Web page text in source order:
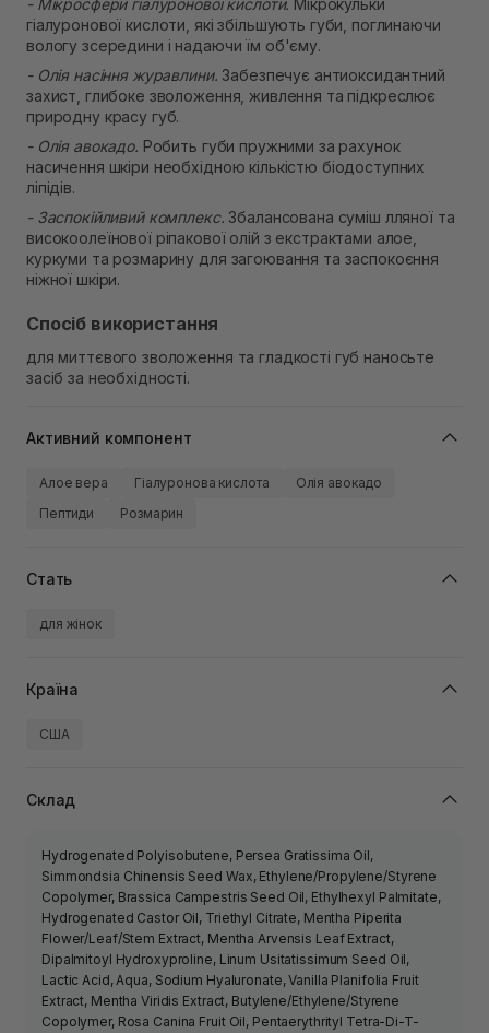
- Мікросфери гіалуронової кислоти. Мікрокульки
гіалуронової кислоти, які збільшують губи, поглинаючи
вологу зсередини і надаючи їм об'єму.
- Олія насіння журавлини. Забезпечує антиоксидантний
захист, глибоке зволоження, живлення та підкреслює
природну красу губ.
- Олія авокадо. Робить губи пружними за рахунок
насичення шкіри необхідною кількістю біодоступних
ліпідів.
- Заспокійливий комплекс. Збалансована суміш лляної та
високоолеїнової ріпакової олій з екстрактами алое,
куркуми та розмарину для загоювання та заспокоєння
ніжної шкіри.
Спосіб використання
для миттєвого зволоження та гладкості губ наносьте
засіб за необхідності.
Активний компонент
Алое вера Гіалуронова кислота
Олія авокадо
Пептиди
Розмарин
Стать
для жінок
Країна
США
Склад
Hydrogenated Polyisobutene, Persea Gratissima Oil,
Simmondsia Chinensis Seed Wax, Ethylene/Propylene/Styrene
Copolymer, Brassica Campestris Seed Oil, Ethylhexyl Palmitate,
Hydrogenated Castor Oil, Triethyl Citrate, Mentha Piperita
Flower/Leaf/Stem Extract, Mentha Arvensis Leaf Extract,
Dipalmitoyl Hydroxyproline, Linum Usitatissimum Seed Oil,
Lactic Acid, Aqua, Sodium Hyaluronate, Vanilla Planifolia Fruit
Extract, Mentha Viridis Extract, Butylene/Ethylene/Styrene
Copolymer, Rosa Canina Fruit Oil, Pentaerythrityl Tetra-Di-T-